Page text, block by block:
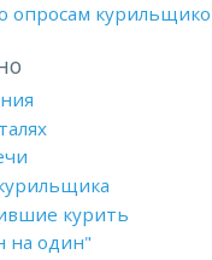
опросам
курить
на один"